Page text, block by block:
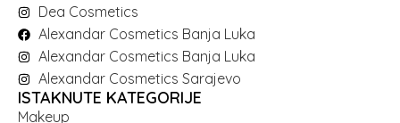
Dea Cosmetics
Alexandar Cosmetics Banja Luka
Alexandar Cosmetics Banja Luka
Alexandar Cosmetics Sarajevo
ISTAKNUTE KATEGORIJE
Makeup